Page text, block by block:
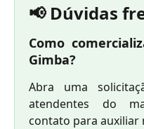
📢 Dúvidas
Como
Gimba?
Abra uma
atendentes do
contato para auxiliar